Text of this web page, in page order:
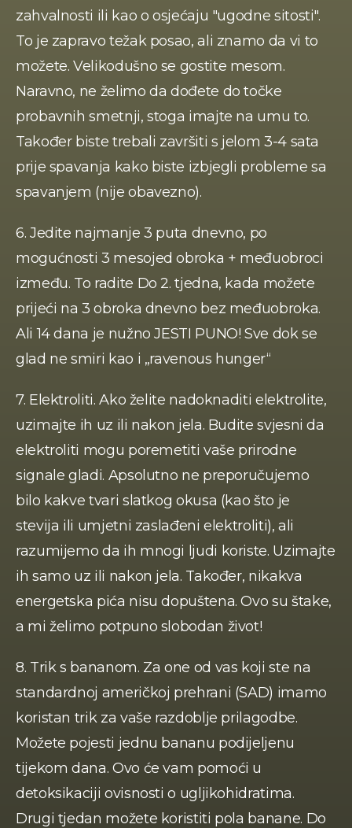
zahvalnosti ili kao o osjećaju "ugodne sitosti".
To je zapravo težak posao, ali znamo da vi to
možete. Velikodušno se gostite mesom.
Naravno, ne želimo da dođete do točke
probavnih smetnji, stoga imajte na umu to.
Također biste trebali završiti s jelom 3-4 sata
prije spavanja kako biste izbjegli probleme sa
spavanjem (nije obavezno).
6. Jedite najmanje 3 puta dnevno, po
mogućnosti 3 mesojed obroka + međuobroci
između. To radite Do 2. tjedna, kada možete
prijeći na 3 obroka dnevno bez međuobroka.
Ali 14 dana je nužno JESTI PUNO! Sve dok se
glad ne smiri kao i „ravenous hunger“
7. Elektroliti. Ako želite nadoknaditi elektrolite,
uzimajte ih uz ili nakon jela. Budite svjesni da
elektroliti mogu poremetiti vaše prirodne
signale gladi. Apsolutno ne preporučujemo
bilo kakve tvari slatkog okusa (kao što je
stevija ili umjetni zaslađeni elektroliti), ali
razumijemo da ih mnogi ljudi koriste. Uzimajte
ih samo uz ili nakon jela. Također, nikakva
energetska pića nisu dopuštena. Ovo su štake,
a mi želimo potpuno slobodan život!
8. Trik s bananom. Za one od vas koji ste na
standardnoj američkoj prehrani (SAD) imamo
koristan trik za vaše razdoblje prilagodbe.
Možete pojesti jednu bananu podijeljenu
tijekom dana. Ovo će vam pomoći u
detoksikaciji ovisnosti o ugljikohidratima.
Drugi tjedan možete koristiti pola banane. Do